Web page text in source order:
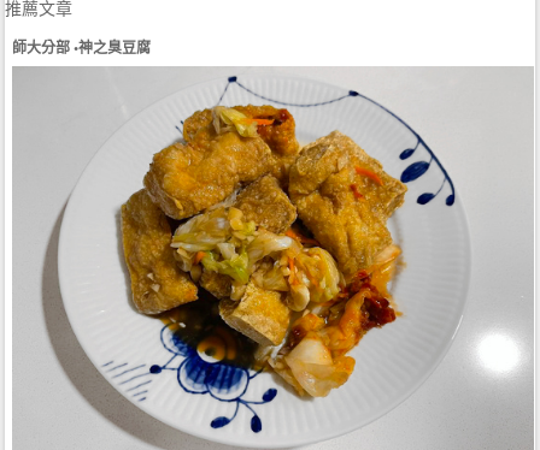
推薦文章
師大分部 •神之臭豆腐